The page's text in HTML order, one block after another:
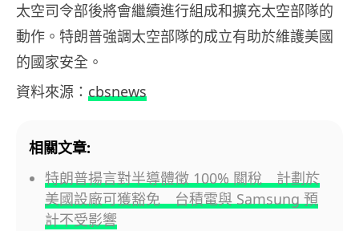
太空司令部後將會繼續進行組成和擴充太空部隊的
動作。特朗普強調太空部隊的成立有助於維護美國
的國家安全。
資料來源： cbsnews
相關文章:
特朗普揚言對半導體徵 100% 關稅 計劃於
美國設廠可獲豁免 台積電與 Samsung 預
計不受影響